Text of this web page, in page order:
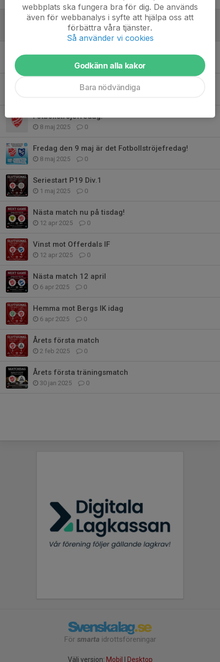
SERIESEGER DIV.5 HERRAR
19 sep 2025 0
0
Fotbollströjefredag!
8 maj 2025 0
Fredag den 9 maj är det Fotbollströjefredag!
8 maj 2025 0
Seriestart P19 Div.1
1 maj 2025 0
Nästa match nu på tisdag!
12 apr 2025 0
Vinst mot Offerdals IF
12 apr 2025 0
Nästa match 12 april
6 apr 2025 0
Hemma mot Bergs IK idag
6 apr 2025 0
Årets första match
2 feb 2025 0
Årets första träningsmatch
30 jan 2025 0
För smarta idrottsföreningar
Välj version: Mobil | Desktop
webbplats ska fungera bra för dig. De används
även för webbanalys i syfte att hjälpa oss att
förbättra våra tjänster.
Så använder vi cookies
Godkänn alla kakor
Bara nödvändiga